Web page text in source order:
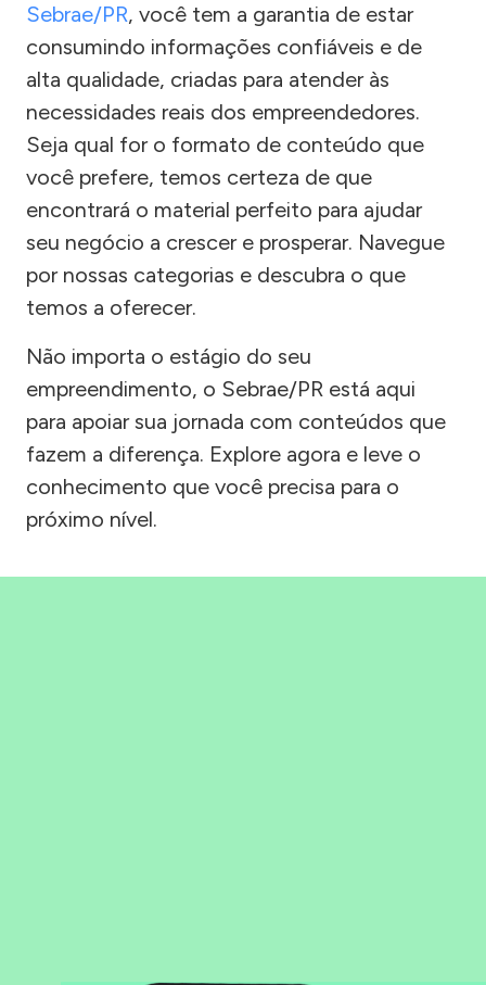
Sebrae/PR, você tem a garantia de estar
consumindo informações confiáveis e de
alta qualidade, criadas para atender às
necessidades reais dos empreendedores.
Seja qual for o formato de conteúdo que
você prefere, temos certeza de que
encontrará o material perfeito para ajudar
seu negócio a crescer e prosperar. Navegue
por nossas categorias e descubra o que
temos a oferecer.
Não importa o estágio do seu
empreendimento, o Sebrae/PR está aqui
para apoiar sua jornada com conteúdos que
fazem a diferença. Explore agora e leve o
conhecimento que você precisa para o
próximo nível.